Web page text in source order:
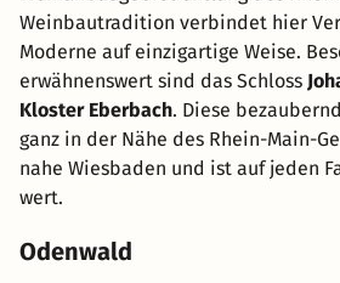
Weinbautradition verbindet hier
Moderne auf einzigartige Weise.
erwähnenswert sind das Schloss
Kloster Eberbach. Diese
ganz in der Nähe des Rhein-Main-
nahe Wiesbaden und ist auf jeden
wert.
Odenwald